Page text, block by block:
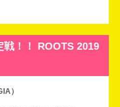
戦！！ ROOTS 2019
）